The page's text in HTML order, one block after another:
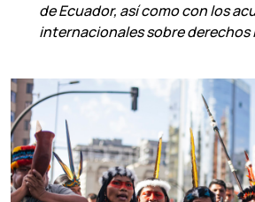
de Ecuador, así como con los
internacionales sobre derechos